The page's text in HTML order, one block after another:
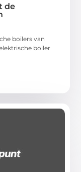
de
boilers van
boiler